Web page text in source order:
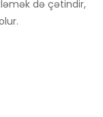
də çətindir,